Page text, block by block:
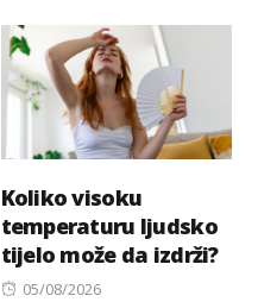
Koliko visoku
temperaturu ljudsko
tijelo može da izdrži?
Posted
05/08/2026